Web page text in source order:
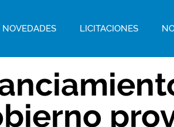
NOVEDADES LICITACIONES